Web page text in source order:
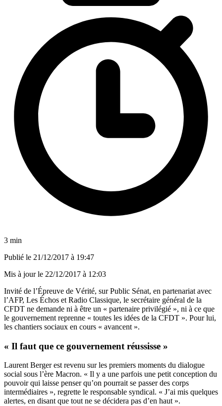
3 min
Publié le 21/12/2017 à 19:47
Mis à jour le 22/12/2017 à 12:03
Invité de l’Épreuve de Vérité, sur Public Sénat, en partenariat avec
l’AFP, Les Échos et Radio Classique, le secrétaire général de la
CFDT ne demande ni à être un « partenaire privilégié », ni à ce que
le gouvernement reprenne « toutes les idées de la CFDT ». Pour lui,
les chantiers sociaux en cours « avancent ».
« Il faut que ce gouvernement réussisse »
Laurent Berger est revenu sur les premiers moments du dialogue
social sous l’ère Macron. « Il y a une parfois une petit conception du
pouvoir qui laisse penser qu’on pourrait se passer des corps
intermédiaires », regrette le responsable syndical. « J’ai mis quelques
alertes, en disant que tout ne se décidera pas d’en haut ».